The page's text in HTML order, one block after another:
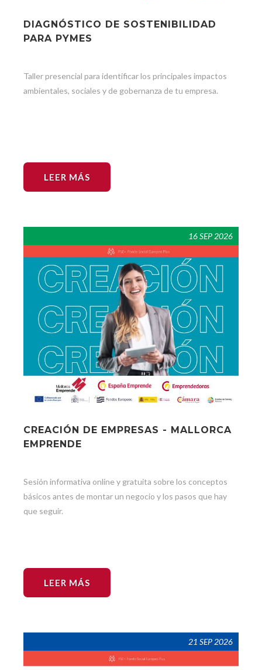
DIAGNÓSTICO DE SOSTENIBILIDAD
PARA PYMES
Taller presencial para identificar los principales impactos
ambientales, sociales y de gobernanza de tu empresa.
LEER MÁS
16 SEP 2026
CREACIÓN DE EMPRESAS - MALLORCA
EMPRENDE
Sesión informativa online y gratuita sobre los conceptos
básicos antes de montar un negocio y los pasos que hay
que seguir.
LEER MÁS
21 SEP 2026